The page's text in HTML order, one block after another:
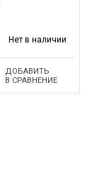
Нет в наличии
ДОБАВИТЬ
В СРАВНЕНИЕ